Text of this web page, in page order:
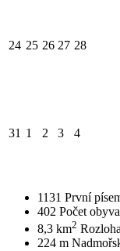
24 25 26 27 28
31 1 2 3 4
1131 První
402 Počet
8,3 km2 Rozloha
224 m